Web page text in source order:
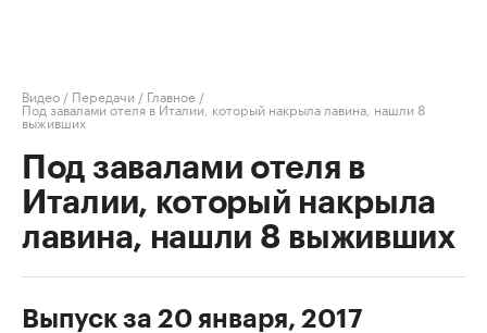
Видео / Передачи / Главное /
Под завалами отеля в Италии, который накрыла лавина, нашли 8
выживших
Под завалами отеля в
Италии, который накрыла
лавина, нашли 8 выживших
Выпуск за 20 января, 2017